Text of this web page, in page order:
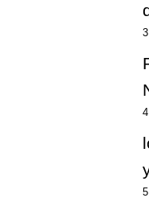
3
4
5